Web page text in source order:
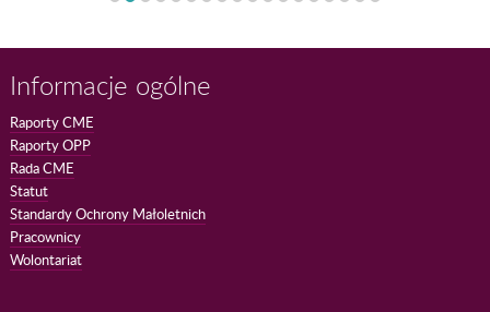
Informacje ogólne
Raporty CME
Raporty OPP
Rada CME
Statut
Standardy Ochrony Małoletnich
Pracownicy
Wolontariat